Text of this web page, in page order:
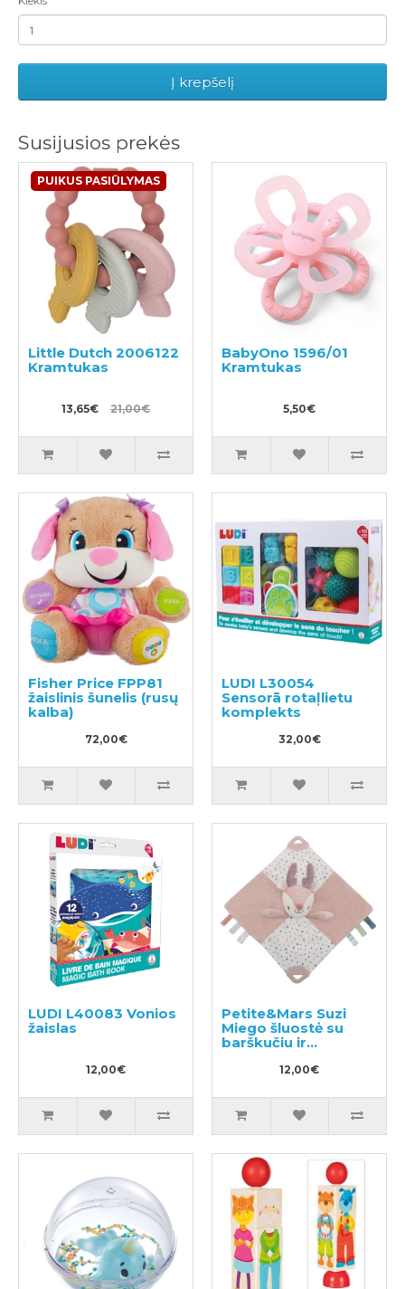
Į krepšelį
Susijusios prekės
PUIKUS PASIŪLYMAS
Little Dutch 2006122
Kramtukas
13,65€ 21,00€
BabyOno 1596/01
Kramtukas
5,50€
Fisher Price FPP81
žaislinis šunelis (rusų
kalba)
72,00€
LUDI L30054
Sensorā rotaļlietu
komplekts
32,00€
LUDI L40083 Vonios
žaislas
12,00€
Petite&Mars Suzi
Miego šluostė su
barškučiu ir
12,00€